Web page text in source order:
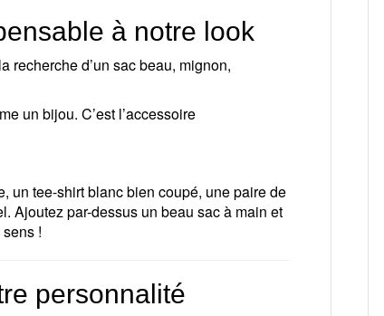
à notre look
recherche d’un sac beau, mignon,
un bijou. C’est l’accessoire
un tee-shirt blanc bien coupé, une paire de
Ajoutez par-dessus un beau sac à main et
!
personnalité